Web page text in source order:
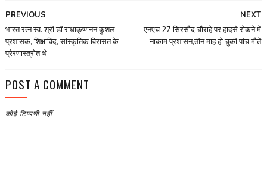
NEXT
एनएच 27 सिरसौद चौराहे पर हादसे रोकने में
नाकाम प्रशासन,तीन माह हो चुकी पांच मौतें
PREVIOUS
भारत रत्न स्व. श्री डाॅ राधाकृष्णनन कुशल
प्रशासक, शिक्षाविद, सांस्कृतिक विरासत के
प्रेरणास्त्रोत थे
POST A COMMENT
कोई टिप्पणी नहीं